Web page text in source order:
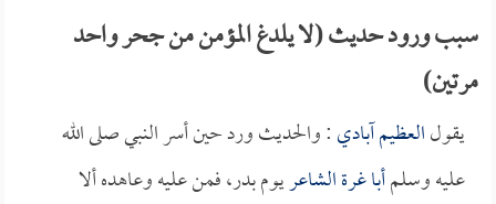
سبب ورود حديث (لا يلدغ المؤمن من جحر واحد
مرتين)
يقولالعظيم آبادي: والحديث ورد حين أسر النبي صلى الله
عليه وسلمأبا غرة الشاعريوم بدر، فمن عليه وعاهده ألا